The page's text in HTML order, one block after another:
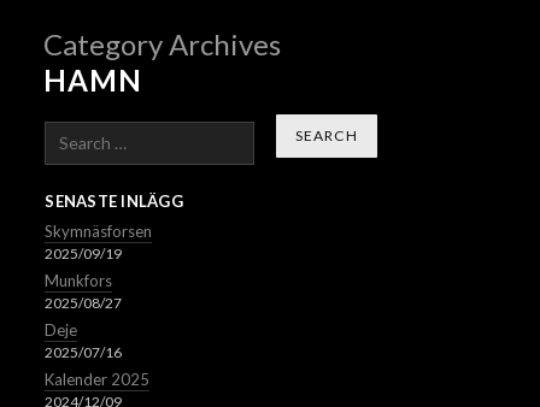
Category Archives
HAMN
Search
SENASTE INLÄGG
Skymnäsforsen
2025/09/19
Munkfors
2025/08/27
Deje
2025/07/16
Kalender 2025
2024/12/09